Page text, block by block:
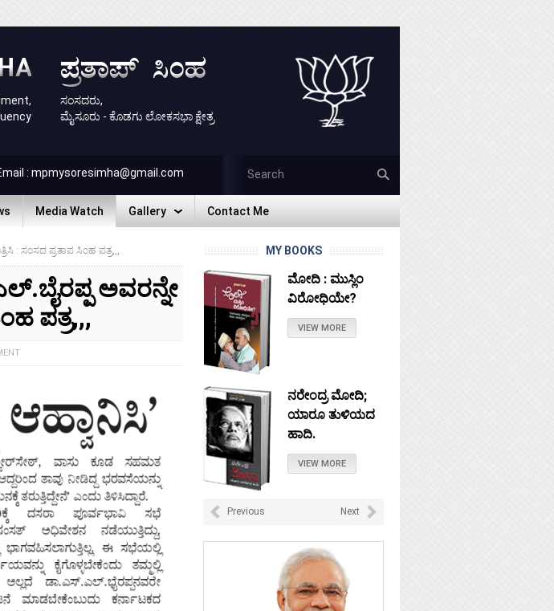
ಸಂಸದರು,
ಮೈಸೂರು - ಕೊಡಗು ಲೋಕಸಭಾ ಕ್ಷೇತ್ರ
: mpmysoresimha@gmail.com
Media Watch
Media Watch
Gallery
Gallery
Contact Me
Contact Me
: ಸಂಸದ ಪ್ರತಾಪ ಸಿಂಹ ಪತ್ರ,,,
ಅವರನ್ನೇ
ಪತ್ರ,,,
MY BOOKS
ಮೋದಿ : ಮುಸ್ಲಿಂ
ವಿರೋಧಿಯೇ?
VIEW MORE
ನರೇಂದ್ರ ಮೋದಿ;
ಯಾರೂ ತುಳಿಯದ
ಹಾದಿ.
VIEW MORE
ನೇತಾಜಿ: ಚಲೋ
ಹೋದರೆಲ್ಲಿ?
VIEW MORE
Previous Next